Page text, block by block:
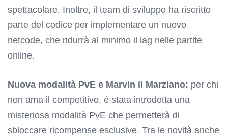
spettacolare. Inoltre, il team di sviluppo ha riscritto
parte del codice per implementare un nuovo
netcode, che ridurrà al minimo il lag nelle partite
online.
Nuova modalità PvE e Marvin il Marziano: per chi
non ama il competitivo, è stata introdotta una
misteriosa modalità PvE che permetterà di
sbloccare ricompense esclusive. Tra le novità anche